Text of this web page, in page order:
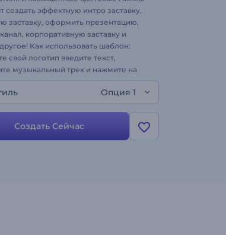
создать эффектную интро заставку,
заставку, оформить презентацию,
корпоративную заставку и
Как использовать шаблон:
свой логотип введите текст,
музыкальный трек и нажмите на
ролик с анимацией "Изящная
Опция 1
Создать Сейчас